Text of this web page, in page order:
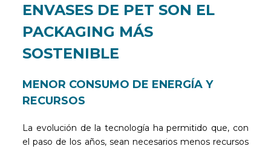
ENVASES DE PET SON EL
PACKAGING MÁS
SOSTENIBLE
MENOR CONSUMO DE ENERGÍA Y
RECURSOS
La evolución de la tecnología ha permitido que, con
el paso de los años, sean necesarios menos recursos